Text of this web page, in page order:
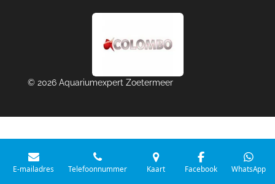
© 2026 Aquariumexpert Zoetermeer
E-mailadres Telefoonnummer Kaart Facebook WhatsApp